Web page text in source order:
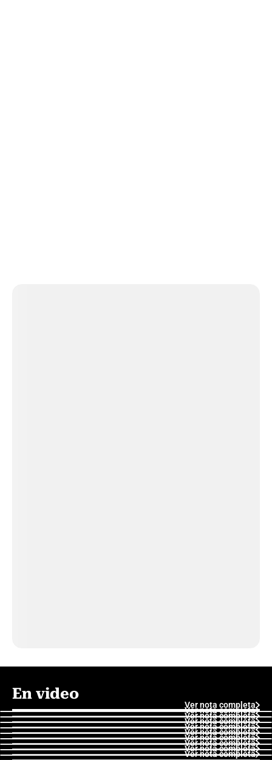
En video
Ver nota completa
Ver nota completa
Ver nota completa
Ver nota completa
Ver nota completa
Ver nota completa
Ver nota completa
Ver nota completa
Ver nota completa
Ver nota completa